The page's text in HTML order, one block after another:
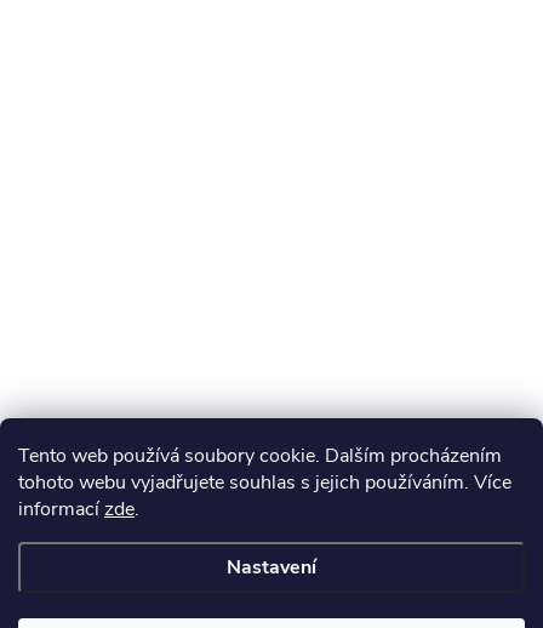
Tento web používá soubory cookie. Dalším procházením
tohoto webu vyjadřujete souhlas s jejich používáním. Více
informacízde.
Nastavení